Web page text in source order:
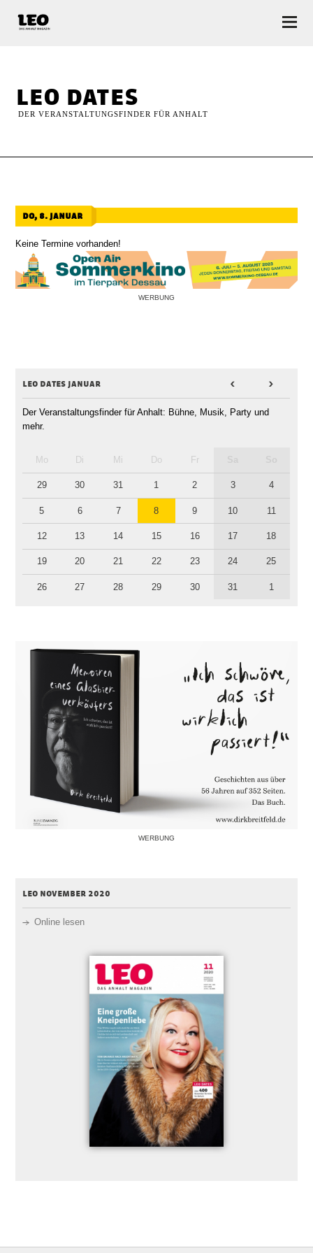
leo dates
DER VERANSTALTUNGSFINDER FÜR ANHALT
do, 8. januar
Keine Termine vorhanden!
WERBUNG
leo dates januar < >
Der Veranstaltungsfinder für Anhalt: Bühne, Musik, Party und
mehr.
Mo Di Mi Do Fr
29 30 31 1 2 3 4
5 6 7 8 9 10 11
12 13 14 15 16 17 18
19 20 21 22 23 24 25
26 27 28 29 30 31 1
WERBUNG
leo november 2020
Online lesen